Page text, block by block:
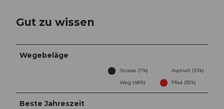
Gut zu wissen
Wegebeläge
Strasse (7%)
Asphalt (10%)
Weg (48%)
Pfad (35%)
Beste Jahreszeit